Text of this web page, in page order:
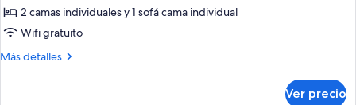
doble
estándar,
balcón
2 camas individuales y 1 sofá cama individual
Wifi gratuito
Más detalles
Más
Ver precio